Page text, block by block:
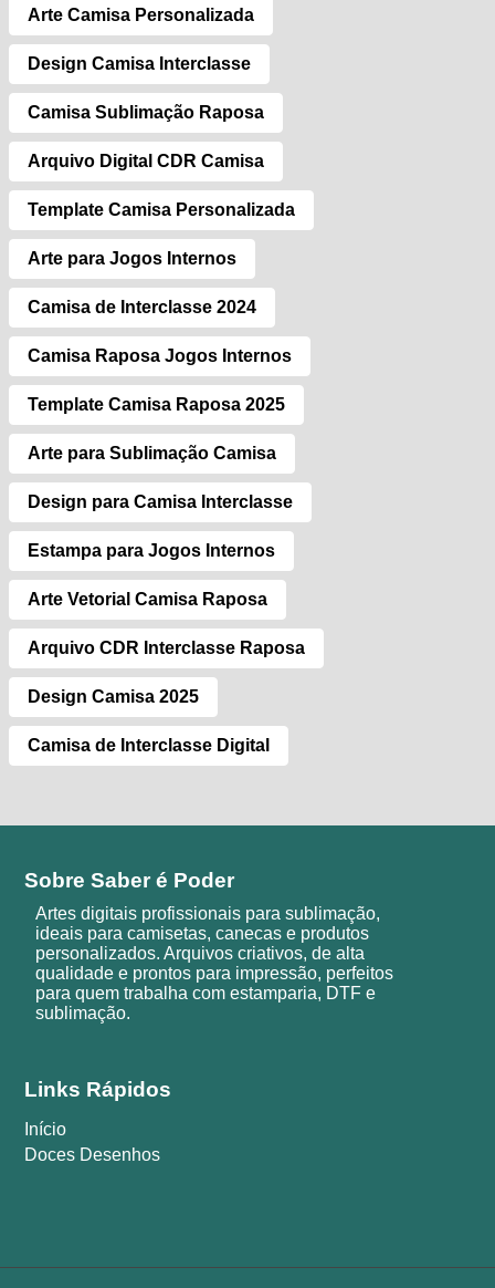
Arte Camisa Personalizada
Design Camisa Interclasse
Camisa Sublimação Raposa
Arquivo Digital CDR Camisa
Template Camisa Personalizada
Arte para Jogos Internos
Camisa de Interclasse 2024
Camisa Raposa Jogos Internos
Template Camisa Raposa 2025
Arte para Sublimação Camisa
Design para Camisa Interclasse
Estampa para Jogos Internos
Arte Vetorial Camisa Raposa
Arquivo CDR Interclasse Raposa
Design Camisa 2025
Camisa de Interclasse Digital
Sobre Saber é Poder
Artes digitais profissionais para sublimação,
ideais para camisetas, canecas e produtos
personalizados. Arquivos criativos, de alta
qualidade e prontos para impressão, perfeitos
para quem trabalha com estamparia, DTF e
sublimação.
Links Rápidos
Início
Doces Desenhos